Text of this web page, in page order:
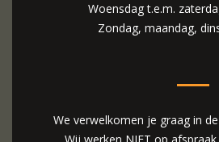
Woensdag t.e.m.
Zondag, maandag,
We verwelkomen je graag in